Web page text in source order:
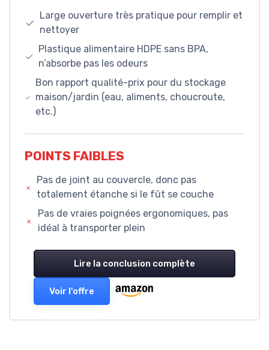
Large ouverture très pratique pour remplir et
nettoyer
Plastique alimentaire HDPE sans BPA,
n’absorbe pas les odeurs
Bon rapport qualité-prix pour du stockage
maison/jardin (eau, aliments, choucroute,
etc.)
POINTS FAIBLES
Pas de joint au couvercle, donc pas
totalement étanche si le fût se couche
Pas de vraies poignées ergonomiques, pas
idéal à transporter plein
Lire la conclusion complète
Voir l'offre